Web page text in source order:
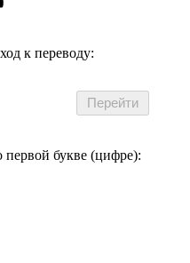
к переводу:
букве (цифре):